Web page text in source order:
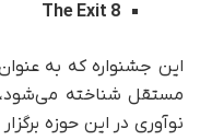
The Exit 8
این جشنواره که به
مستقل شناخته می‌شود،
نوآوری در این حوزه